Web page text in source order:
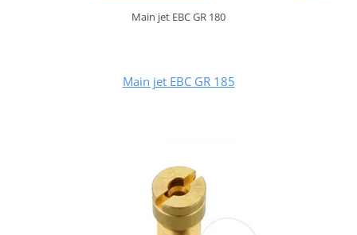
Main jet EBC GR 180
Main jet EBC GR 185